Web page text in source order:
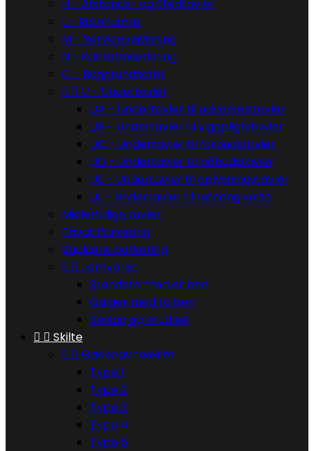
H - Afstands- og Stedtavler
L - Rutenumre
M - Servicevejvisning
N - Kantafmærkning
O - Baggrundsafm.
  U - Undertavler
UA - Undertavler til advarselstavler
UB - Undertavler til vigepligtstavler
UC - Undertavler til forbudstavler
UD - Undertavler til påbudstavler
UE - Undertavler til oplysningstavler
UL - Undertavler til ruteangivelse
Midlertidige tavler
Privat Parkering
Baglæns parkering
  Jernvarer
Standere med et ben
Galger med to ben
Beslag og brudled
  Skilte
  Gadenavneskilte
Type 1
Type 2
Type 3
Type 4
Type 5